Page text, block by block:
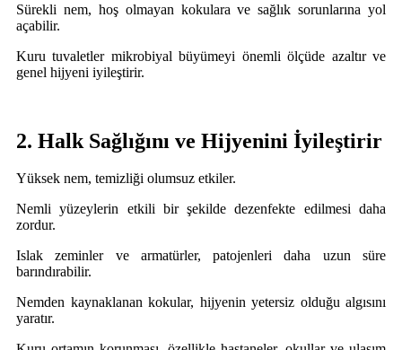
Sürekli nem, hoş olmayan kokulara ve sağlık sorunlarına yol
açabilir.
Kuru tuvaletler mikrobiyal büyümeyi önemli ölçüde azaltır ve
genel hijyeni iyileştirir.
2. Halk Sağlığını ve Hijyenini İyileştirir
Yüksek nem, temizliği olumsuz etkiler.
Nemli yüzeylerin etkili bir şekilde dezenfekte edilmesi daha
zordur.
Islak zeminler ve armatürler, patojenleri daha uzun süre
barındırabilir.
Nemden kaynaklanan kokular, hijyenin yetersiz olduğu algısını
yaratır.